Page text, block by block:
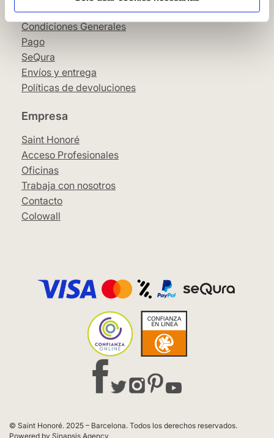
© Saint Honoré. 2025 – Barcelona. Todos los derechos reservados.
Powered by Sinapsis Agency
Aviso Legal
Condiciones Generales
Pago
SeQura
Envíos y entrega
Políticas de devoluciones
Empresa
Saint Honoré
Acceso Profesionales
Oficinas
Trabaja con nosotros
Contacto
Colowall